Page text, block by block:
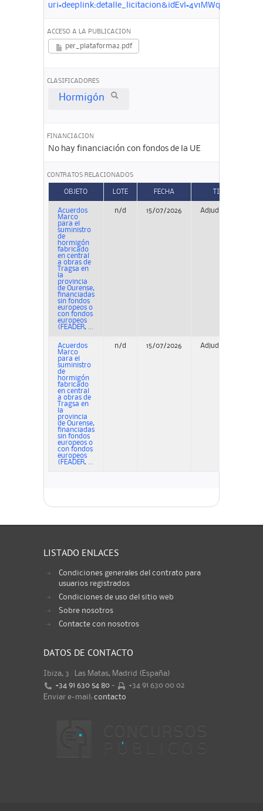
ACCESO A LA PUBLICACION
per_plataforma2.pdf
CLASIFICADORES
Hormigón
FINANCIACION
No hay financiación con fondos de la UE
CONTRATOS RELACIONADOS
OBJETO LOTE FECHA
Acuerdos
Marco
para el
suministro
de
hormigón
fabricado
en central
a obras de
Tragsa en
la
provincia
de Ourense,
financiadas
sin fondos
europeos o
con fondos
europeos
(FEADER, ...
n/d 15/07/2026 Adjudicación
Acuerdos
Marco
para el
suministro
de
hormigón
fabricado
en central
a obras de
Tragsa en
la
provincia
de Ourense,
financiadas
sin fondos
europeos o
con fondos
europeos
(FEADER, ...
n/d 15/07/2026 Adjudicación
LISTADO ENLACES
Condiciones generales del contrato para
usuarios registrados
Condiciones de uso del sitio web
Sobre nosotros
Contacte con nosotros
DATOS DE CONTACTO
Ibiza, 3 · Las Matas, Madrid (España)
+34 91 630 54 80 -
+34 91 630 00 02
Enviar e-mail: contacto